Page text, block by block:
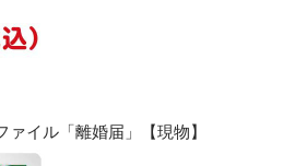
イル「離婚届」【現物】